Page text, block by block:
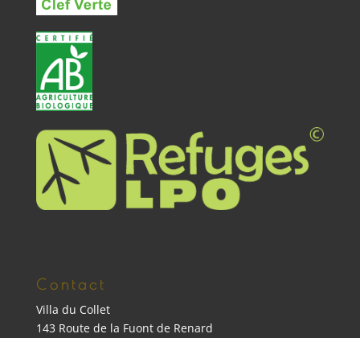
Contact
Villa du Collet
143 Route de la Fuont de Renard